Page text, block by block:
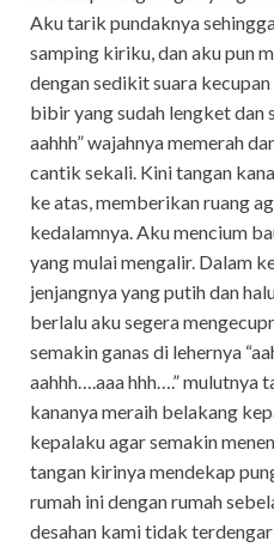
Aku tarik pundaknya
samping kiriku, dan aku pun
dengan sedikit suara
bibir yang sudah lengket dan
aahhh” wajahnya memerah
cantik sekali. Kini tangan
ke atas, memberikan ruang
kedalamnya. Aku mencium
yang mulai mengalir. Dalam
jenjangnya yang putih dan
berlalu aku segera
semakin ganas di lehernya
aahhh….aaa hhh….” mulutnya
kananya meraih belakang
kepalaku agar semakin
tangan kirinya mendekap
rumah ini dengan rumah
desahan kami tidak